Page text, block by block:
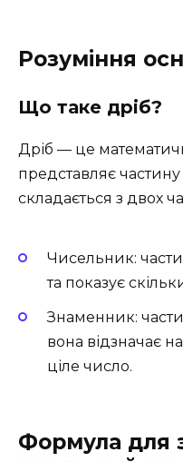
Розуміння
Що таке дріб?
Дріб — це
представляє частину
складається з двох
Чисельник:
та показує
Знаменник:
вона відзначає
ціле число.
Формула для